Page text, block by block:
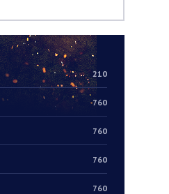
210
760
760
760
760